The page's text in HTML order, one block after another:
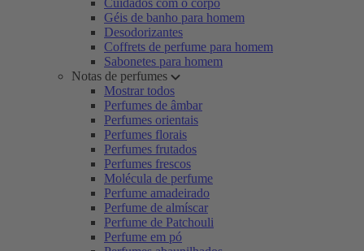
Cuidados com o corpo
Géis de banho para homem
Desodorizantes
Coffrets de perfume para homem
Sabonetes para homem
Notas de perfumes
Mostrar todos
Perfumes de âmbar
Perfumes orientais
Perfumes florais
Perfumes frutados
Perfumes frescos
Molécula de perfume
Perfume amadeirado
Perfume de almíscar
Perfume de Patchouli
Perfume em pó